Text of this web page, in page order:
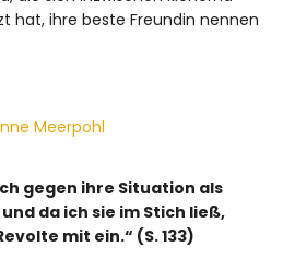
hat, ihre beste Freundin nennen
Meerpohl
gegen ihre Situation als
da ich sie im Stich ließ,
mit ein.“ (S. 133)